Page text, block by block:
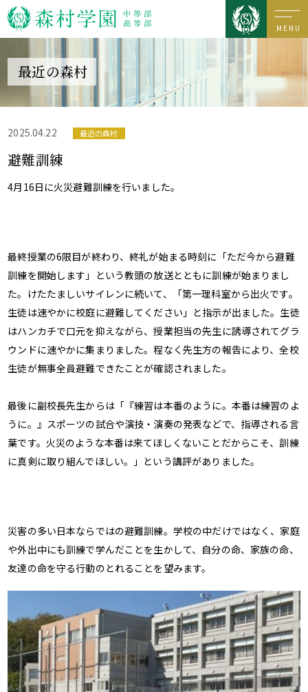
MENU
最近の森村
2025.04.22 最近の森村
避難訓練
4月16日に火災避難訓練を行いました。
最終授業の6限目が終わり、終礼が始まる時刻に「ただ今から避難
訓練を開始します」という教頭の放送ととも に訓練が始まりまし
た。けたたましいサイレンに続いて、「第一理科室から出火です。
生徒は速やかに校庭に避難してください」と指示が出ました。生徒
はハンカチで口元を抑えながら、授業担当の先生に誘導されてグラ
ウンドに速やかに集まりました。程なく先生方の報告により、全校
生徒が無事全員避難できたことが確認されました。
最後に副校長先生からは「『練習は本番のように。本番は練習のよ
うに。』スポーツの試合や演技・演奏の発表などで、指導される言
葉です。火災のような本番は来てほしくないことだからこそ、訓練
に真剣に取り組んでほしい。」という講評がありました。
災害の多い日本ならではの避難訓練。学校の中だけではなく、家庭
や外出中にも訓練で学んだことを生かして、自分の命、家族の命、
友達の命を守る行動のとれることを望みます。